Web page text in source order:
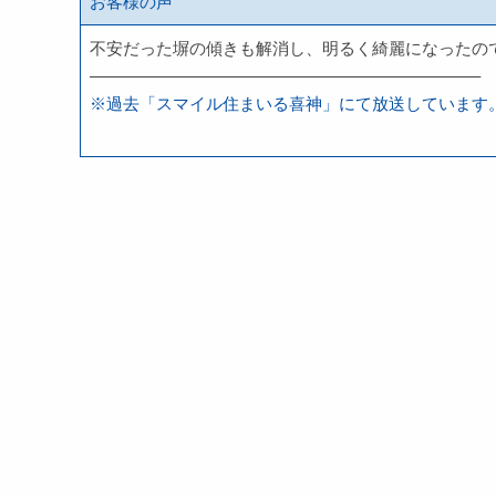
不安だった塀の傾きも解消し、明るく綺麗になったの
———————————————————————–
※過去「スマイル住まいる喜神」にて放送しています。